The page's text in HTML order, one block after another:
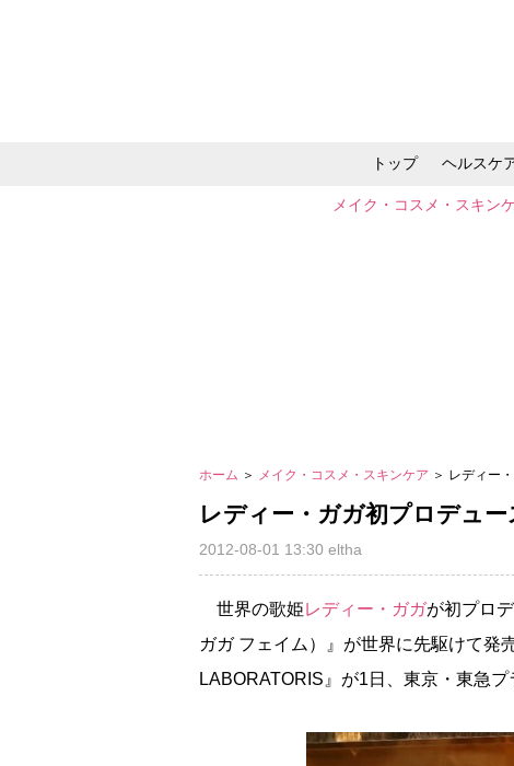
トップ ヘルスケ
メイク・コスメ・スキン
ホーム ＞ メイク・コスメ・スキンケア ＞ レディー
レディー・ガガ初プロデュ
2012-08-01 13:30 eltha
世界の歌姫レディー・ガガが初プロ
ガガ フェイム）』が世界に先駆けて発
LABORATORIS』が1日、東京・東急プ